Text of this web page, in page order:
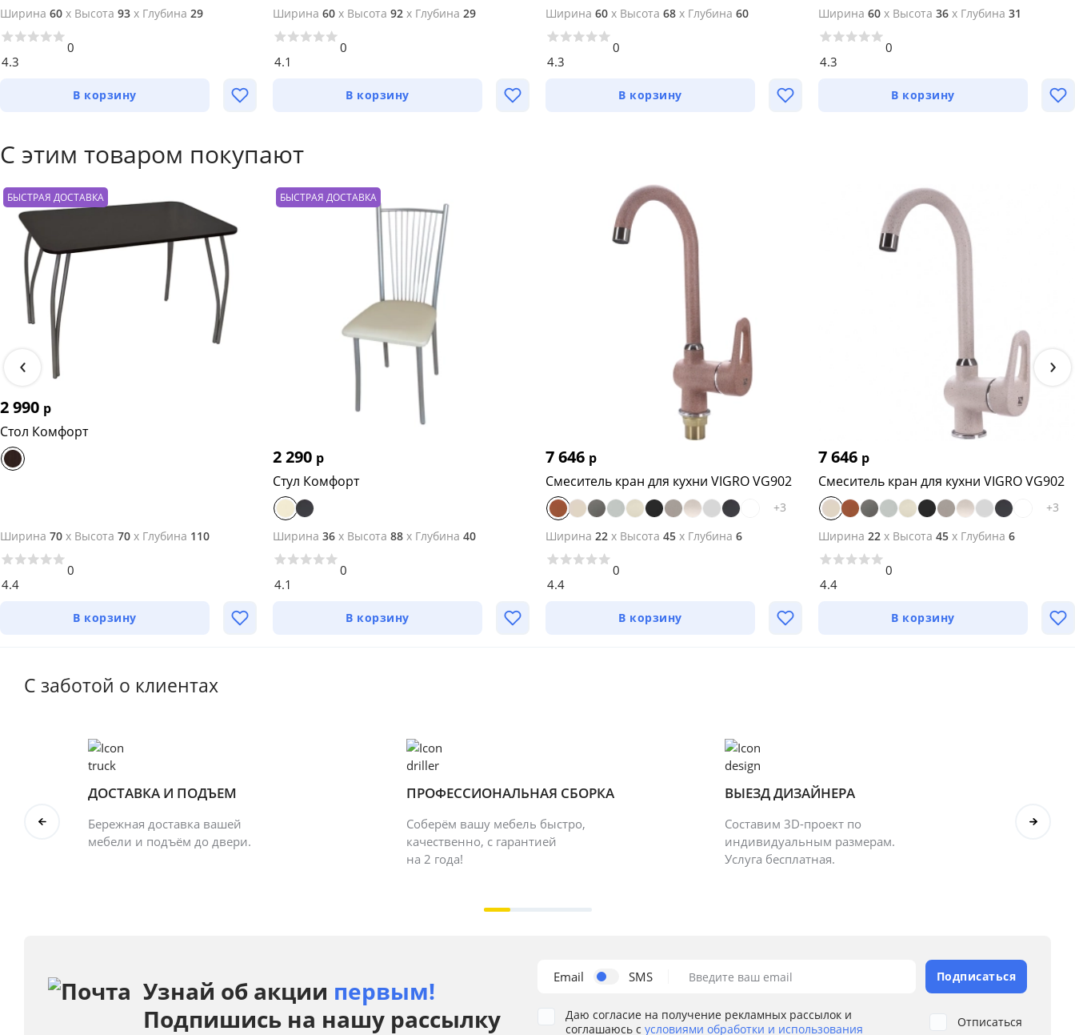
Ширина 60 x Высота 93 x Глубина 29
4.3
0
В корзину
Ширина 60 x Высота 92 x Глубина 29
4.1
0
В корзину
Ширина 60 x Высота 68 x Глубина 60
4.3
0
В корзину
Ширина 60 x Высота 36 x Глубина 31
4.3
0
В корзину
С этим товаром покупают
БЫСТРАЯ ДОСТАВКА
2 990 р
Стол Комфорт
Ширина 70 x Высота 70 x Глубина 110
4.4
0
В корзину
БЫСТРАЯ ДОСТАВКА
2 290 р
Стул Комфорт
Ширина 36 x Высота 88 x Глубина 40
4.1
0
В корзину
7 646 р
Смеситель кран для кухни VIGRO VG902
+3
Ширина 22 x Высота 45 x Глубина 6
4.4
0
В корзину
7 646 р
Смеситель кран для кухни VIGRO VG902
+3
Ширина 22 x Высота 45 x Глубина 6
4.4
0
В корзину
‹ ›
С заботой о клиентах
ДОСТАВКА И ПОДЪЕМ
Бережная доставка вашей
мебели и подъём до двери.
ПРОФЕССИОНАЛЬНАЯ СБОРКА
Соберём вашу мебель быстро,
качественно, с гарантией
на 2 года!
ВЫЕЗД ДИЗАЙНЕРА
Составим 3D-проект по
индивидуальным размерам.
Услуга бесплатная.
Узнай об акции первым!
Подпишись на нашу рассылку
Email SMS Введите ваш email Подписаться
Даю согласие на получение рекламных рассылок и
соглашаюсь с условиями обработки и использования Отписаться